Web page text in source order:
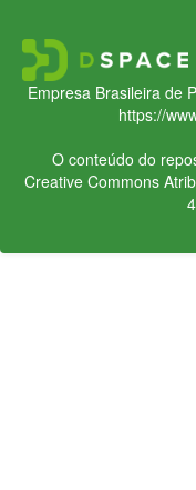
Empresa Brasileira de
https://
O conteúdo do
Creative Commons